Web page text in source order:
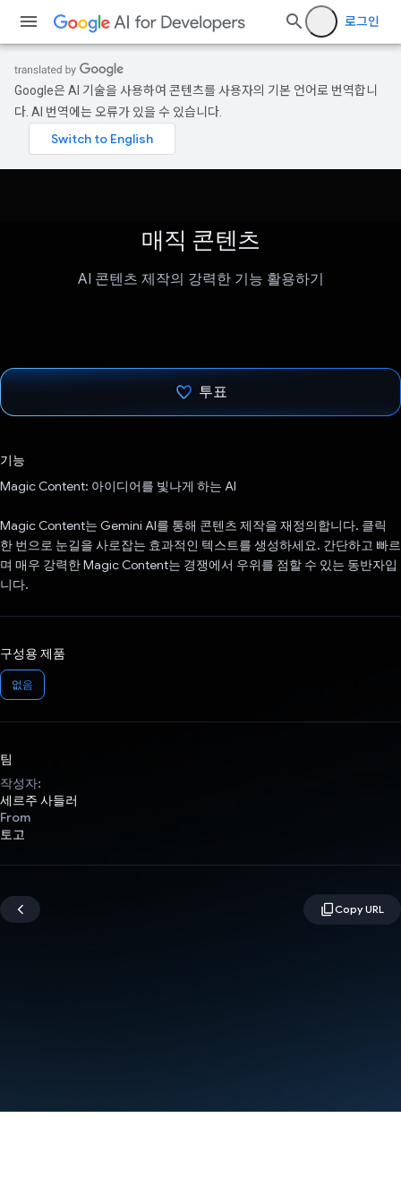
로그인
Google은 AI 기술을 사용하여 콘텐츠를 사용자의 기본 언어로 번역합니
다. AI 번역에는 오류가 있을 수 있습니다.
매직 콘텐츠
AI 콘텐츠 제작의 강력한 기능 활용하기
투표
기능
Magic Content: 아이디어를 빛나게 하는 AI
Magic Content는 Gemini AI를 통해 콘텐츠 제작을 재정의합니다. 클릭
한 번으로 눈길을 사로잡는 효과적인 텍스트를 생성하세요. 간단하고 빠르
며 매우 강력한 Magic Content는 경쟁에서 우위를 점할 수 있는 동반자입
니다.
구성용 제품
없음
팀
작성자:
세르주 사들러
From
토고